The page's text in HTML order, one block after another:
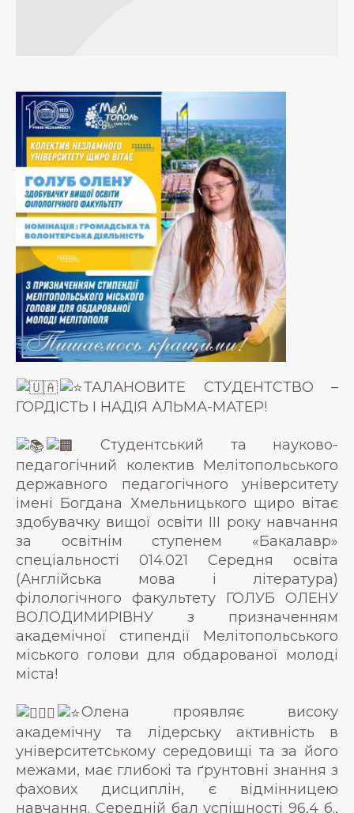
ТАЛАНОВИТЕ СТУДЕНТСТВО –
ГОРДІСТЬ І НАДІЯ АЛЬМА-МАТЕР!
Студентський та науково-
педагогічний колектив Мелітопольського
державного педагогічного університету
імені Богдана Хмельницького щиро вітає
здобувачку вищої освіти III року навчання
за освітнім ступенем «Бакалавр»
спеціальності 014.021 Середня освіта
(Англійська мова і література)
філологічного факультету ГОЛУБ ОЛЕНУ
ВОЛОДИМИРІВНУ з призначенням
академічної стипендії Мелітопольського
міського голови для обдарованої молоді
міста!
Олена проявляє високу
академічну та лідерську активність в
університетському середовищі та за його
межами, має глибокі та ґрунтовні знання з
фахових дисциплін, є відмінницею
навчання. Середній бал успішності 96,4 б.,